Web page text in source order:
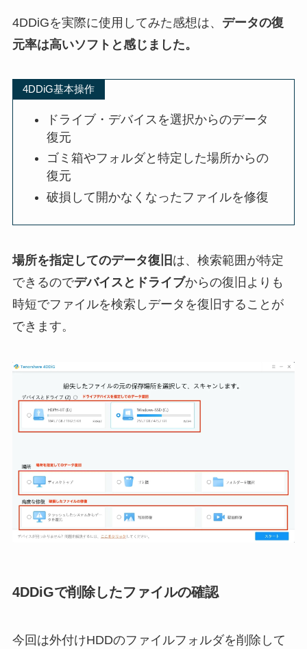
4DDiGを実際に使用してみた感想は、 データの復
元率は高いソフトと感じました。
4DDiG基本操作
ドライブ・デバイスを選択からのデータ
復元
ゴミ箱やフォルダと特定した場所からの
復元
破損して開かなくなったファイルを修復
場所を指定してのデータ復旧 は、検索範囲が特定
できるのでデバイスとドライブからの復旧よりも
時短でファイルを検索しデータを復旧することが
できます。
4DDiGで削除したファイルの確認
今回は外付けHDDのファイルフォルダを削除して